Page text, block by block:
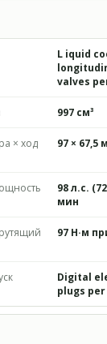
L iquid
valves
997 см³
× ход
97 × 67,5
98 л.с.
мин
97 Н·м
Digital
plugs